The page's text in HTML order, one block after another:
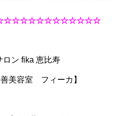
ロン fika 恵比寿
善美容室 フィーカ】